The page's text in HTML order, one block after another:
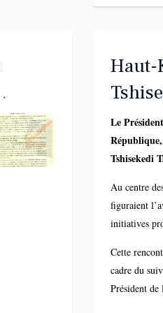
Haut-
Le
Tshisekedi
Cité de
gouverneur
Haut-
Kazembe,
sur les
Au centre
figuraient
initiatives
et de la
responsables
progrès
Cette
cadre du
Président de